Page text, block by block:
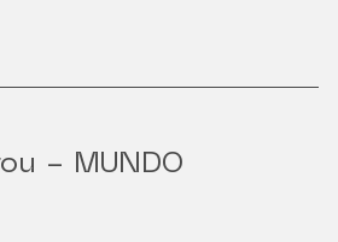
- MUNDO